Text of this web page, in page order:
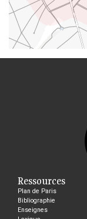
Ressources
Plan de Paris
Bibliographie
Enseignes